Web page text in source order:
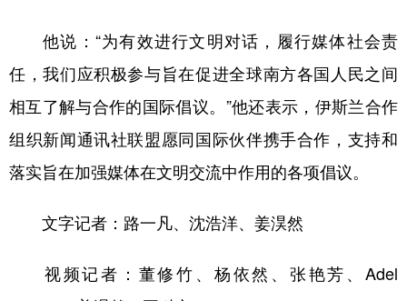
他说：“为有效进行文明对话，履行媒体社会责
任，我们应积极参与旨在促进全球南方各国人民之间
相互了解与合作的国际倡议。”他还表示，伊斯兰合作
组织新闻通讯社联盟愿同国际伙伴携手合作，支持和
落实旨在加强媒体在文明交流中作用的各项倡议。
文字记者：路一凡、沈浩洋、姜淏然
视频记者：董修竹、杨依然、张艳芳、Adel